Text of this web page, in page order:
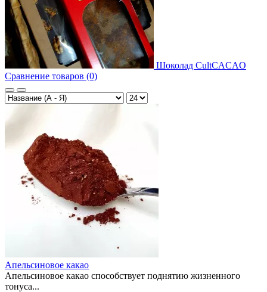
Шоколад CultCACAO
Сравнение товаров (0)
Апельсиновое какао
Апельсиновое какао способствует поднятию жизненного
тонуса...